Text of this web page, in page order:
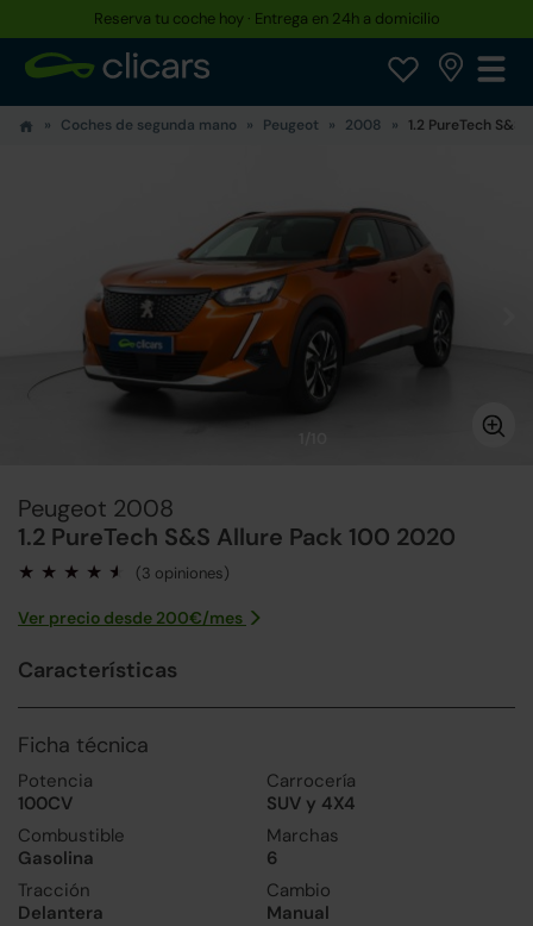
Reserva tu coche hoy · Entrega en 24h a domicilio
Coches de segunda mano Peugeot 2008 1.2 PureTech S&S
Peugeot 2008
1.2 PureTech S&S Allure Pack 100 2020
(3 opiniones)
Ver precio desde 200€/mes
Características
Ficha técnica
Potencia
100CV
Carrocería
SUV y 4X4
Combustible
Gasolina
Marchas
6
Tracción
Delantera
Cambio
Manual